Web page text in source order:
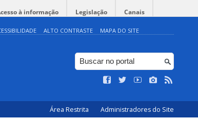
à informação Legislação Canais
ALTO CONTRASTE MAPA DO SITE
Área Restrita Administradores do Site